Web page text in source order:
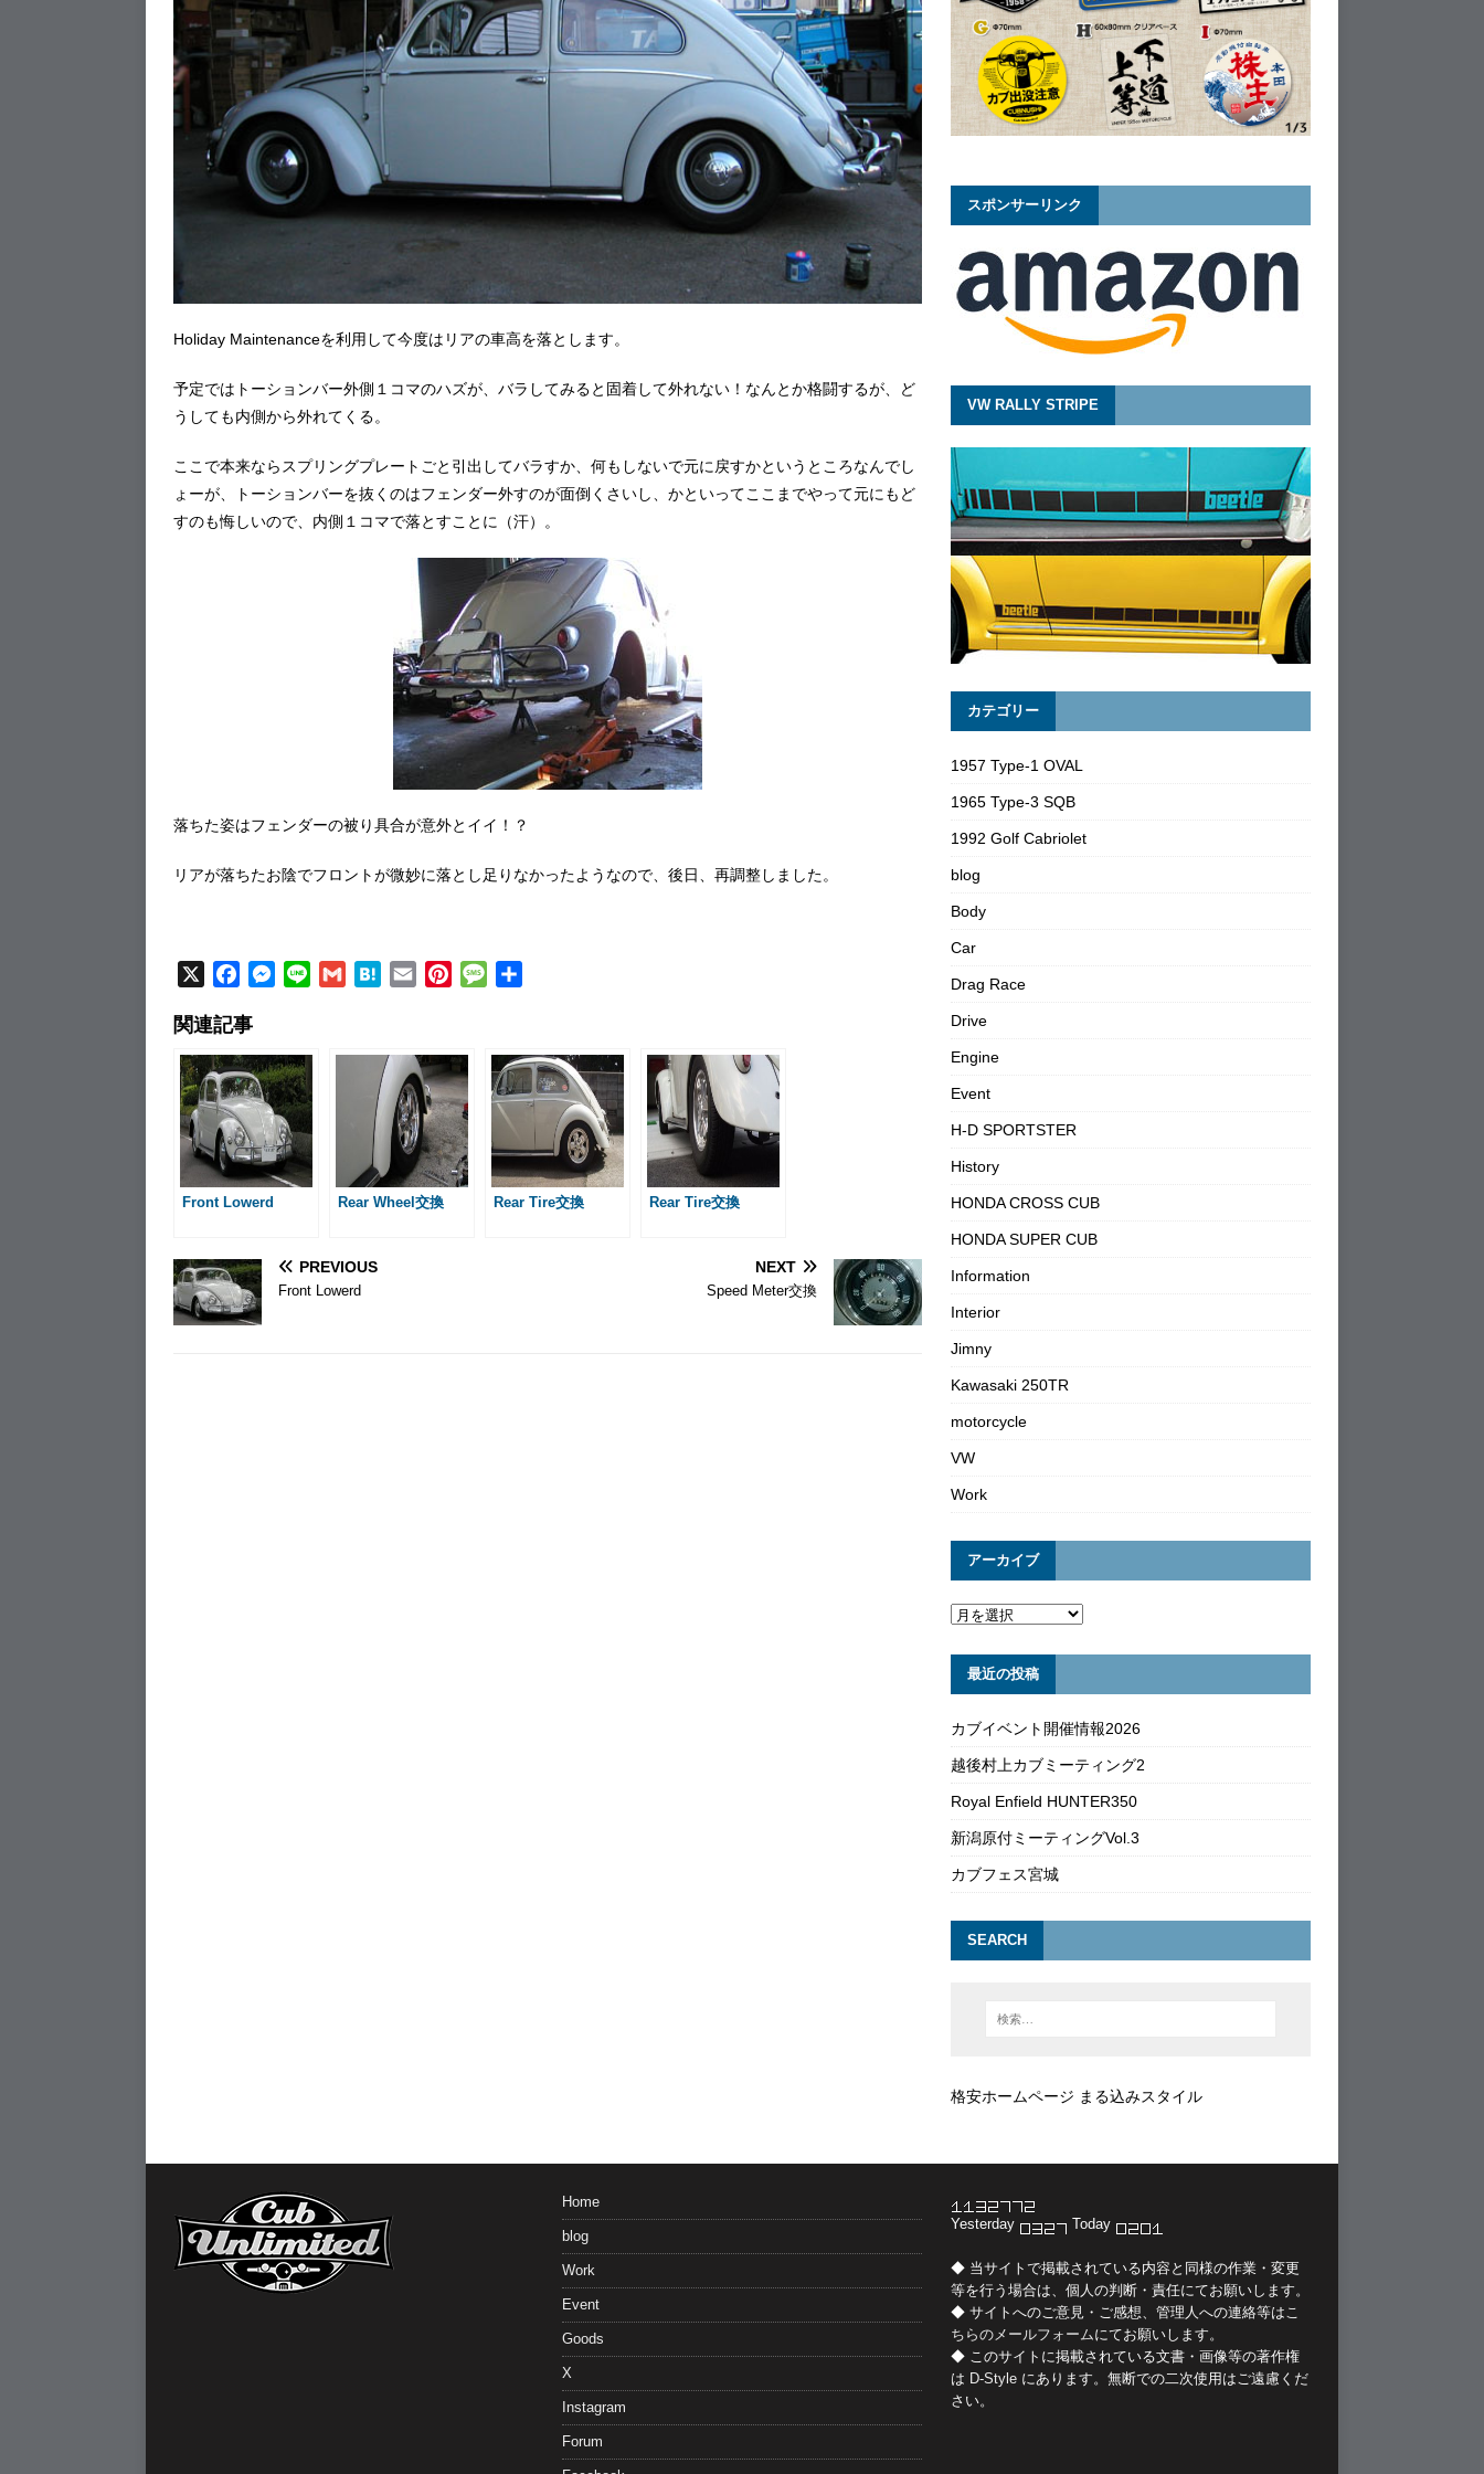
Holiday Maintenanceを利用して今度はリアの車高を落とします。
予定ではトーションバー外側１コマのハズが、バラしてみると固着して外れない！なんとか格闘するが、ど
うしても内側から外れてくる。
ここで本来ならスプリングプレートごと引出してバラすか、何もしないで元に戻すかというところなんでし
ょーが、トーションバーを抜くのはフェンダー外すのが面倒くさいし、かといってここまでやって元にもど
すのも悔しいので、内側１コマで落とすことに（汗）。
落ちた姿はフェンダーの被り具合が意外とイイ！？
リアが落ちたお陰でフロントが微妙に落とし足りなかったようなので、後日、再調整しました。
c
e
b
o
o
k
M
s
e
n
g
e
r
e
i
H
e
n
i
l
P
t
e
r
e
s
t
s
a
g
関連記事
Front Lowerd Rear Wheel交換 Rear Tire交換 Rear Tire交換
PREVIOUS
Front Lowerd
NEXT
Speed Meter交換
スポンサーリンク
VW RALLY STRIPE
カテゴリー
1957 Type-1 OVAL
1965 Type-3 SQB
1992 Golf Cabriolet
blog
Body
Car
Drag Race
Drive
Engine
Event
H-D SPORTSTER
History
HONDA CROSS CUB
HONDA SUPER CUB
Information
Interior
Jimny
Kawasaki 250TR
motorcycle
VW
Work
アーカイブ
最近の投稿
カブイベント開催情報2026
越後村上カブミーティング2
Royal Enfield HUNTER350
新潟原付ミーティングVol.3
カブフェス宮城
SEARCH
格安ホームページ まる込みスタイル
Home
blog
Work
Event
Goods
X
Instagram
Forum
Yesterday Today
◆ 当サイトで掲載されている内容と同様の作業・変更
等を行う場合は、個人の判断・責任にてお願いします。
◆ サイトへのご意見・ご感想、管理人への連絡等は こ
ちらのメールフォームにてお願いします。
◆ このサイトに掲載されている文書・画像等の著作権
は D-Styleにあります。無断での二次使用はご遠慮くだ
さい。